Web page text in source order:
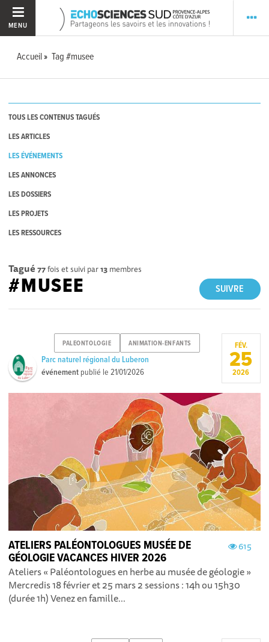
MENU
Accueil Tag #musee
TOUS LES CONTENUS TAGUÉS
LES ARTICLES
LES ÉVÉNEMENTS
LES ANNONCES
LES DOSSIERS
LES PROJETS
LES RESSOURCES
Tagué 77fois et suivi par13 membres
SUIVRE
#MUSEE
PALEONTOLOGIE ANIMATION-ENFANTS
Parc naturel régional du Luberon
événement publié le21/01/2026
FÉV.
25
2026
615
ATELIERS PALÉONTOLOGUES MUSÉE DE
GÉOLOGIE VACANCES HIVER 2026
Ateliers « Paléontologues en herbe au musée de géologie »
Mercredis 18 février et 25 mars 2 sessions : 14h ou 15h30
(durée 1h) Venez en famille...